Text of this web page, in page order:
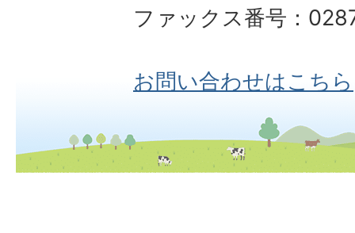
ファックス番号：
お問い合わせはこちら